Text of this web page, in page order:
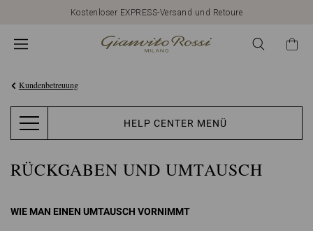
Kostenloser EXPRESS-Versand und Retoure
Kundenbetreuung
HELP CENTER MENÜ
RÜCKGABEN UND UMTAUSCH
WIE MAN EINEN UMTAUSCH VORNIMMT